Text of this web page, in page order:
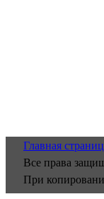
Главная
Все права
При